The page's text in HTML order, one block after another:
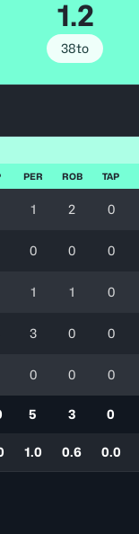
1.2
38to
PER ROB TAP
1 2 0
0 0 0
1 1 0
3 0 0
0 0 0
5 3 0
1.0 0.6 0.0